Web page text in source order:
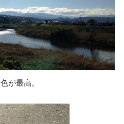
が最高。